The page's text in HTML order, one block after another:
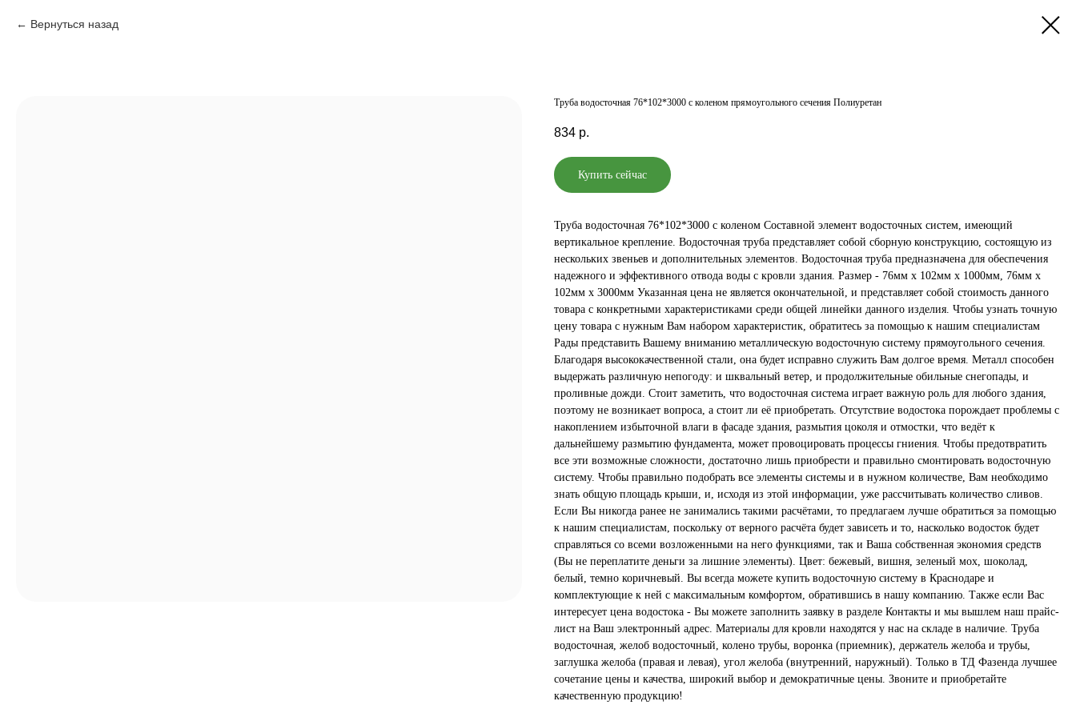
Вернуться назад
Труба водосточная 76*102*3000 с коленом прямоугольного сечения Полиуретан
834 р.
Купить сейчас
Труба водосточная 76*102*3000 с коленом Cоставной элемент водосточных систем, имеющий
вертикальное крепление. Водосточная труба представляет собой сборную конструкцию, состоящую из
нескольких звеньев и дополнительных элементов. Водосточная труба предназначена для обеспечения
надежного и эффективного отвода воды с кровли здания. Размер - 76мм х 102мм х 1000мм, 76мм х
102мм х 3000мм Указанная цена не является окончательной, и представляет собой стоимость данного
товара с конкретными характеристиками среди общей линейки данного изделия. Чтобы узнать точную
цену товара с нужным Вам набором характеристик, обратитесь за помощью к нашим специалистам
Рады представить Вашему вниманию металлическую водосточную систему прямоугольного сечения.
Благодаря высококачественной стали, она будет исправно служить Вам долгое время. Металл способен
выдержать различную непогоду: и шквальный ветер, и продолжительные обильные снегопады, и
проливные дожди. Стоит заметить, что водосточная система играет важную роль для любого здания,
поэтому не возникает вопроса, а стоит ли её приобретать. Отсутствие водостока порождает проблемы с
накоплением избыточной влаги в фасаде здания, размытия цоколя и отмостки, что ведёт к
дальнейшему размытию фундамента, может провоцировать процессы гниения. Чтобы предотвратить
все эти возможные сложности, достаточно лишь приобрести и правильно смонтировать водосточную
систему. Чтобы правильно подобрать все элементы системы и в нужном количестве, Вам необходимо
знать общую площадь крыши, и, исходя из этой информации, уже рассчитывать количество сливов.
Если Вы никогда ранее не занимались такими расчётами, то предлагаем лучше обратиться за помощью
к нашим специалистам, поскольку от верного расчёта будет зависеть и то, насколько водосток будет
справляться со всеми возложенными на него функциями, так и Ваша собственная экономия средств
(Вы не переплатите деньги за лишние элементы). Цвет: бежевый, вишня, зеленый мох, шоколад,
белый, темно коричневый. Вы всегда можете купить водосточную систему в Краснодаре и
комплектующие к ней с максимальным комфортом, обратившись в нашу компанию. Также если Вас
интересует цена водостока - Вы можете заполнить заявку в разделе Контакты и мы вышлем наш прайс-
лист на Ваш электронный адрес. Материалы для кровли находятся у нас на складе в наличие. Труба
водосточная, желоб водосточный, колено трубы, воронка (приемник), держатель желоба и трубы,
заглушка желоба (правая и левая), угол желоба (внутренний, наружный). Только в ТД Фазенда лучшее
сочетание цены и качества, широкий выбор и демократичные цены. Звоните и приобретайте
качественную продукцию!